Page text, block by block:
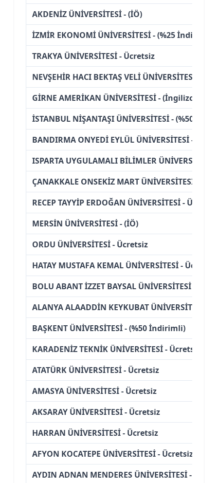
AKDENİZ ÜNİVERSİTESİ - (İÖ)
İZMİR EKONOMİ ÜNİVERSİTESİ - (%25 İndirimli)
TRAKYA ÜNİVERSİTESİ - Ücretsiz
NEVŞEHİR HACI BEKTAŞ VELİ ÜNİVERSİTESİ -
GİRNE AMERİKAN ÜNİVERSİTESİ - (İngilizce)
İSTANBUL NİŞANTAŞI ÜNİVERSİTESİ - (%50
BANDIRMA ONYEDİ EYLÜL ÜNİVERSİTESİ -
ISPARTA UYGULAMALI BİLİMLER ÜNİVERSİTESİ
ÇANAKKALE ONSEKİZ MART ÜNİVERSİTESİ -
RECEP TAYYİP ERDOĞAN ÜNİVERSİTESİ - Ücretsiz
MERSİN ÜNİVERSİTESİ - (İÖ)
ORDU ÜNİVERSİTESİ - Ücretsiz
HATAY MUSTAFA KEMAL ÜNİVERSİTESİ - Ücretsiz
BOLU ABANT İZZET BAYSAL ÜNİVERSİTESİ -
ALANYA ALAADDİN KEYKUBAT ÜNİVERSİTESİ -
BAŞKENT ÜNİVERSİTESİ - (%50 İndirimli)
KARADENİZ TEKNİK ÜNİVERSİTESİ - Ücretsiz
ATATÜRK ÜNİVERSİTESİ - Ücretsiz
AMASYA ÜNİVERSİTESİ - Ücretsiz
AKSARAY ÜNİVERSİTESİ - Ücretsiz
HARRAN ÜNİVERSİTESİ - Ücretsiz
AFYON KOCATEPE ÜNİVERSİTESİ - Ücretsiz
AYDIN ADNAN MENDERES ÜNİVERSİTESİ -